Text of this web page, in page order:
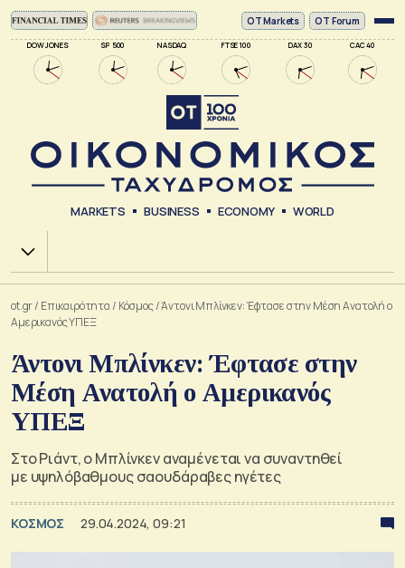
DOW JONES SP 500 NASDAQ FTSE 100 DAX 30 CAC 40
ΟΤ Markets OT Forum
MARKETS BUSINESS ECONOMY WORLD
Χ.Α.
ot.gr/ Επικαιρότητα / Κόσμος/Άντονι Μπλίνκεν: Έφτασε στην Μέση Ανατολή ο
Αμερικανός ΥΠΕΞ
Άντονι Μπλίνκεν: Έφτασε στην
Μέση Ανατολή ο Αμερικανός
ΥΠΕΞ
Στο Ριάντ, ο Μπλίνκεν αναμένεται να συναντηθεί
με υψηλόβαθμους σαουδάραβες ηγέτες
ΚΟΣΜΟΣ 29.04.2024, 09:21